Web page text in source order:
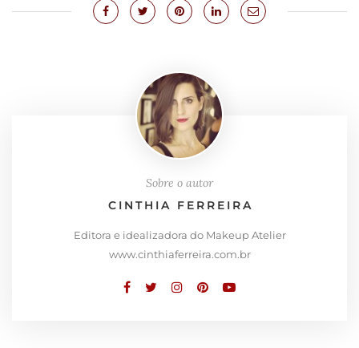
Sobre o autor
CINTHIA FERREIRA
Editora e idealizadora do Makeup Atelier
www.cinthiaferreira.com.br